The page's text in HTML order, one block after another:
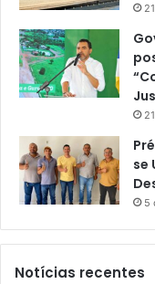
se
5
Notícias recentes